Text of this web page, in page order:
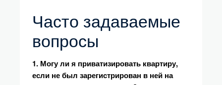
Часто задаваемые
вопросы
1. Могу ли я приватизировать квартиру,
если не был зарегистрирован в ней на